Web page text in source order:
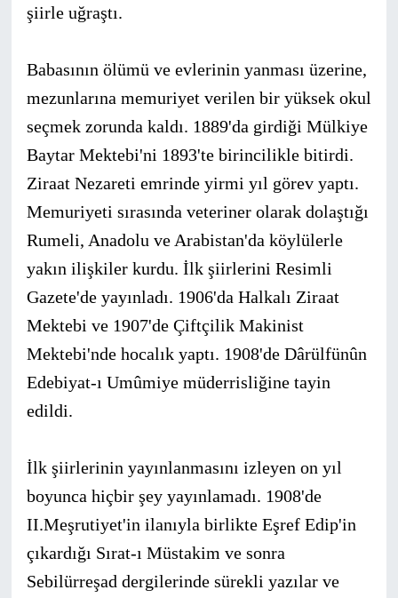
şiirle uğraştı.
Babasının ölümü ve evlerinin yanması üzerine,
mezunlarına memuriyet verilen bir yüksek okul
seçmek zorunda kaldı. 1889'da girdiği Mülkiye
Baytar Mektebi'ni 1893'te birincilikle bitirdi.
Ziraat Nezareti emrinde yirmi yıl görev yaptı.
Memuriyeti sırasında veteriner olarak dolaştığı
Rumeli, Anadolu ve Arabistan'da köylülerle
yakın ilişkiler kurdu. İlk şiirlerini Resimli
Gazete'de yayınladı. 1906'da Halkalı Ziraat
Mektebi ve 1907'de Çiftçilik Makinist
Mektebi'nde hocalık yaptı. 1908'de Dârülfünûn
Edebiyat-ı Umûmiye müderrisliğine tayin
edildi.
İlk şiirlerinin yayınlanmasını izleyen on yıl
boyunca hiçbir şey yayınlamadı. 1908'de
II.Meşrutiyet'in ilanıyla birlikte Eşref Edip'in
çıkardığı Sırat-ı Müstakim ve sonra
Sebilürreşad dergilerinde sürekli yazılar ve